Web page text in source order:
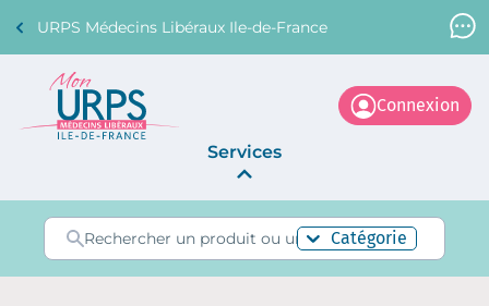
URPS Médecins Libéraux Ile-de-France
Support Médecin
01 45 45 45 45
Services
Annonces
La Centrale
Connexion
Catégorie